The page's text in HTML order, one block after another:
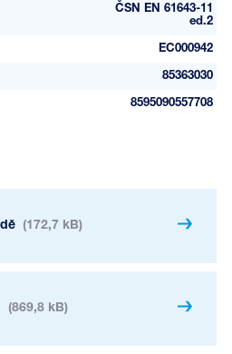
ČSN EN 61643-11
ed.2
EC000942
85363030
8595090557708
(172,7 kB)
(869,8 kB)